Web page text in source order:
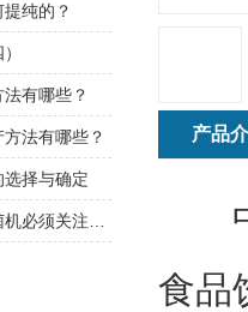
产品
中
食品
纯的？
有哪些？
法有哪些？
择与确定